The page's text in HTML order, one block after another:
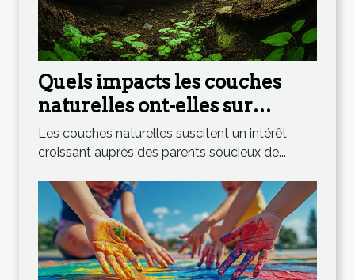
Quels impacts les couches
naturelles ont-elles sur
l'environnement ?
Les couches naturelles suscitent un intérêt
croissant auprès des parents soucieux de...